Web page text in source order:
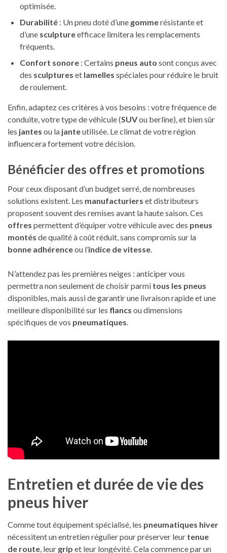
optimisée.
Durabilité : Un pneu doté d’une gommerésistante et
d’une sculptureefficace limitera les remplacements
fréquents.
Confort sonore : Certains pneus auto sont conçus avec
des sculptures et lamelles spéciales pour réduire le bruit
de roulement.
Enfin, adaptez ces critères à vos besoins : votre fréquence de
conduite, votre type de véhicule (SUVou berline), et bien sûr
les jantes ou la janteutilisée. Le climat de votre région
influencera fortement votre décision.
Bénéficier des offres et promotions
Pour ceux disposant d’un budget serré, de nombreuses
solutions existent. Les manufacturiers et distributeurs
proposent souvent des remises avant la haute saison. Ces
offres permettent d’équiper votre véhicule avec des pneus
montés de qualité à coût réduit, sans compromis sur la
bonne adhérenceou l’indice de vitesse
N’attendez pas les premières neiges : anticiper vous
permettra non seulement de choisir parmi tous les pneus
disponibles, mais aussi de garantir une livraison rapide et une
meilleure disponibilité sur les flancs ou dimensions
spécifiques de vos pneumatiques
Entretien et durée de vie des
pneus hiver
Comme tout équipement spécialisé, les pneumatiques hiver
nécessitent un entretien régulier pour préserver leur tenue
de route, leur grip et leur longévité. Cela commence par un